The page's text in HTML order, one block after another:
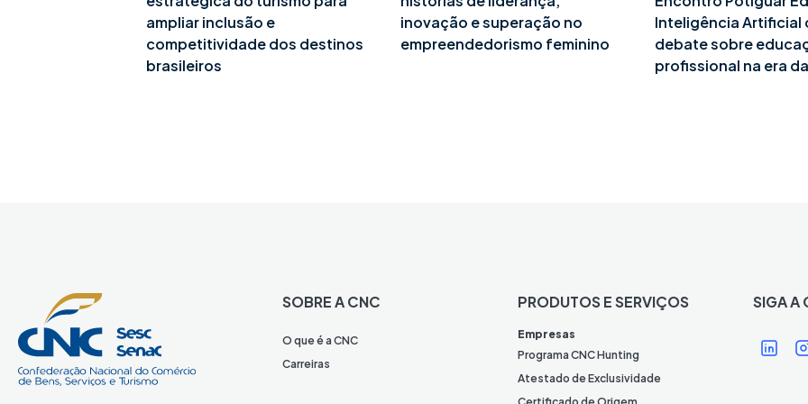
ampliar inclusão e
competitividade dos destinos
brasileiros
inovação e superação no
empreendedorismo feminino
Inteligência Artificial
debate sobre
profissional na era
SOBRE A CNC
O que é a CNC
Carreiras
PRODUTOS E SERVIÇOS
Empresas
Programa CNC Hunting
Atestado de Exclusividade
Certificado de Origem
SIGA A
Í
c
Í